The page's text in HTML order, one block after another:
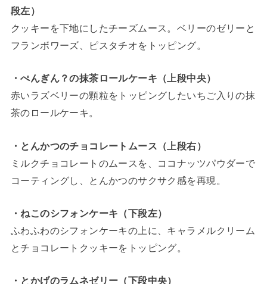
段左）
クッキーを下地にしたチーズムース。ベリーのゼリーと
フランボワーズ、ピスタチオをトッピング。
・ぺんぎん？の抹茶ロールケーキ（上段中央）
赤いラズベリーの顆粒をトッピングしたいちご入りの抹
茶のロールケーキ。
・とんかつのチョコレートムース（上段右）
ミルクチョコレートのムースを、ココナッツパウダーで
コーティングし、とんかつのサクサク感を再現。
・ねこのシフォンケーキ（下段左）
ふわふわのシフォンケーキの上に、キャラメルクリーム
とチョコレートクッキーをトッピング。
・とかげのラムネゼリー（下段中央）